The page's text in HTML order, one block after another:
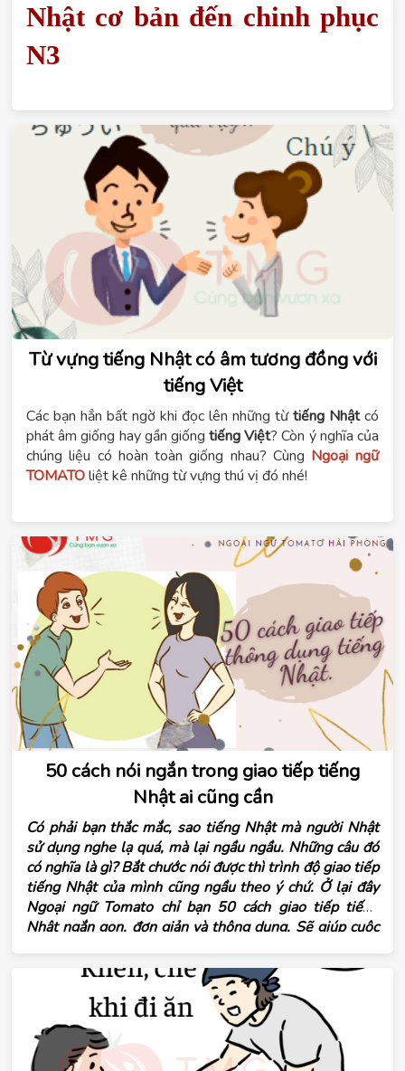
Nhật cơ bản đến chinh phục
N3
Từ vựng tiếng Nhật có âm tương đồng với
tiếng Việt
Các bạn hẳn bất ngờ khi đọc lên những từtiếng Nhậtcó
phát âm giống hay gần giống tiếng Việt? Còn ý nghĩa của
chúng liệu có hoàn toàn giống nhau? Cùng Ngoại ngữ
TOMATOliệt kê những từ vựng thú vị đó nhé!
50 cách nói ngắn trong giao tiếp tiếng
Nhật ai cũng cần
Có phải bạn thắc mắc, sao tiếng Nhật mà người Nhật
sử dụng nghe lạ quá, mà lại ngầu ngầu. Những câu đó
có nghĩa là gì? Bắt chước nói được thì trình độ giao tiếp
tiếng Nhật của mình cũng ngầu theo ý chứ. Ở lại đây
Ngoại ngữ Tomato chỉ bạn 50 cách giao tiếp tiếng
Nhật ngắn gọn, đơn giản và thông dụng. Sẽ giúp cuộc
người đối diện. Học và áp dụng thật tốt nhé!